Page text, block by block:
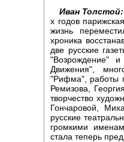
Иван Толстой:
х годов
жизнь
хроника
две русские
"Возрождение" и
Движения",
"Рифма", работы
Ремизова,
творчество
Гончаровой,
русские
громкими
стала теперь